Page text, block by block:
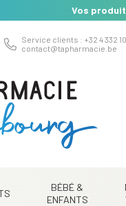
Vos
Service clients : +32 4 332 10
contact@tapharmacie.be
BÉBÉ &
ENFANTS